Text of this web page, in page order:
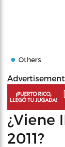
Others
¿Viene
2011?